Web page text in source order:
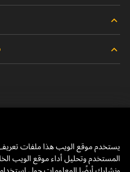
East FZE
يستخدم موقع الويب هذا ملفات
المستخدم وتحليل أداء موقع الويب